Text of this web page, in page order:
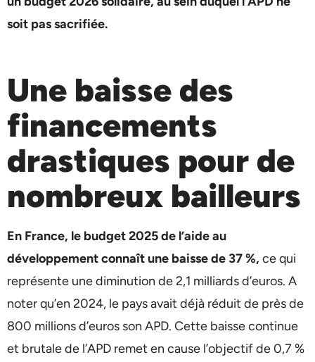
soit pas sacrifiée.
Une baisse des
financements
drastiques pour de
nombreux bailleurs
En France, le budget 2025 de l’aide au
développement connaît une baisse de 37 %, ce qui
représente une diminution de 2,1 milliards d’euros. A
noter qu’en 2024, le pays avait déjà réduit de près de
800 millions d’euros son APD. Cette baisse continue
et brutale de l’APD remet en cause l’objectif de 0,7 %